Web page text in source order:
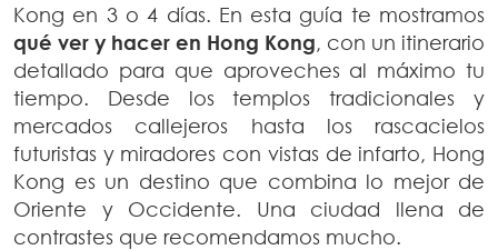
Kong en 3 o 4 días. En esta guía te mostramos
qué ver y hacer en Hong Kong, con un itinerario
detallado para que aproveches al máximo tu
tiempo. Desde los templos tradicionales y
mercados callejeros hasta los rascacielos
futuristas y miradores con vistas de infarto, Hong
Kong es un destino que combina lo mejor de
Oriente y Occidente. Una ciudad llena de
contrastes que recomendamos mucho.